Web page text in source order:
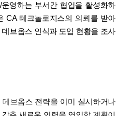
영하는 부서간 협업을 활성화하
CA 테크놀로지스의 의뢰를 받아
브옵스 인식과 도입 현황을 조사
브옵스 전략을 이미 실시하거나